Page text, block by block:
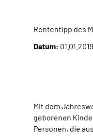
Rententipp des
Datum: 01.01.2019
Mit dem
geborenen
Personen, die